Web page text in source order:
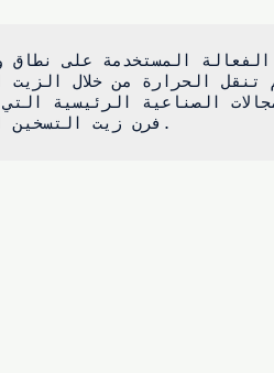
فرن زيت التسخين الكهربائي فيها.